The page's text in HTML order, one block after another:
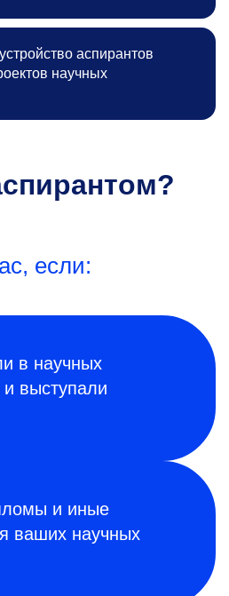
аспирантов
научных
если:
в научных
выступали
и иные
ваших научных